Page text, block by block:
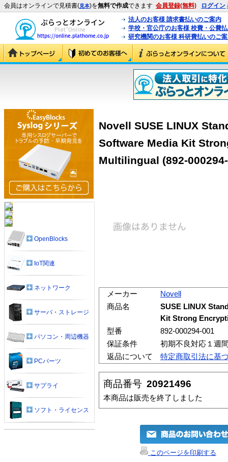
会員はオンラインで見積書(見本)を無料で作成できます 会員登録(無料) ログイン
法人のお客様 請求書払いのご案内
学校・官公庁のお客様 校費・公費
研究機関のお客様 科研費払いのご
Novell SUSE LINUX
Software Media Kit
Multilingual (892-
メーカー
Novell
商品名
SUSE LINUX
Kit Strong
型番
892-000294-001
保証条件
初期不良対応１週
返品について
特定商取引法に基
商品番号 20921496
本商品は販売を終了しました
このページを印刷する
OpenBlocks
IoT関連
ネットワーク
サーバ・ストレージ
パソコン・周辺機器
PCパーツ
サプライ
ソフト・ライセンス